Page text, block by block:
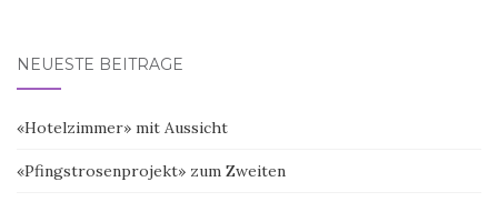
NEUESTE BEITRÄGE
«Hotelzimmer» mit Aussicht
«Pfingstrosenprojekt» zum Zweiten